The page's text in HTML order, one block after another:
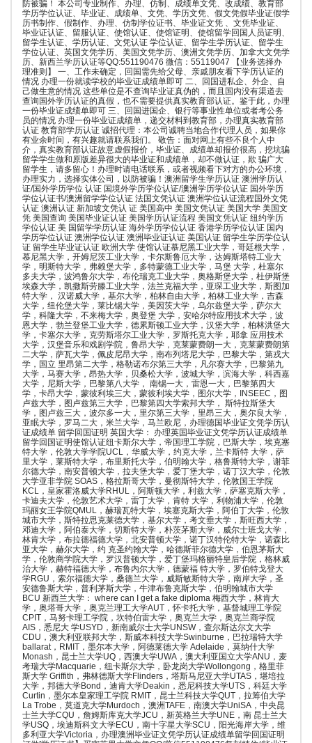
防被骗！ 本公司专业制作、办理、仿制、成绩单文凭、改成绩、教育部
学历学位认证、毕业证、成绩单、文凭、学历文凭、假文凭假毕业证假学
历书制作、假制作、办理、仿制学位证书、毕业证文凭 、文凭毕业证、
毕业证认证、留服认证、使馆认证、使馆证明、使馆留学回国人员证明、
留学生认证、学历认证、文凭认证 学位认证、留学生学历认证、留学生
学位认证、英国文凭学历、美国文凭学历、澳洲文凭学历、加拿大文凭学
历、新西兰学历认证等QQ:551190476 微信：55119047 【业务选择办
理准则】 一、工作未确定，回国需先给父母、亲戚朋友看下学历认证的
情况 办理一份就读学校的毕业证成绩单即可 二、回国进私企、外企、自
己做生意的情况 这些单位是不查询毕业证真伪的，而且国内没有渠道去
查询国外学历认证的真假，也不需要提供真实教育部认证。鉴于此，办理
一份毕业证成绩单即可 三、回国进国企、银行等事业性单位或者考公务
员的情况 办理一份毕业证成绩单，递交材料到教育部，办理真实教育部
认证 教育部学历认证 诚招代理：本公司诚聘当地合作代理人员，如果你
有业余时间，有兴趣就请联系我们。 敬告：面对网上有些不良个人中
介，真实教育部认证故意虚假报价，毕业证、成绩单却报价很高，挖坑骗
留学学生做和原版差异很大的毕业证和成绩单，却不做认证，欺 骗广大
留学生，请多留心！办理时请电话联系，或者视频看下对方的办公环境，
办理实力，选择实体公司，以防被骗！澳洲留学生学历认证 澳洲学历认
证/国外学历学位 认证 国境外学历学位认证/澳洲学历学位认证 国外学历
学位认证书/澳洲留学学位认证 法国文凭认证 澳洲学位认证流程国外文凭
认证 澳洲认证 新加坡文凭认 证 美国高中 美国文凭认证 美国大学 美国文
凭 美国查询 美国毕业证认证 美国学历认证流程 美国文凭认证 纽约学历
学位认证 美 国留学学历认证 海外学历学位认证 香港学历学位认证 国内
学历学位认证 澳洲学位认证 澳洲毕业证认证 美国认证 留学生学历学位认
证 留学生毕业证认证 欧洲大学 使馆认证慕尼黑工业大学，哥廷根大学，
慕尼黑大学，开姆尼茨工业大学，卡尔斯鲁厄大学，达姆斯塔特工业大
学，明斯特大学，弗赖堡大学，多特蒙德工业大学，马堡 大学，杜塞尔
多夫大学，波鸿鲁尔大学，布伦瑞克工业大学，奥格斯堡大学，杜伊斯堡
埃森大学，凯撒斯劳滕工业大学，法兰克福大学，亚琛工业大学，斯图加
特大学， 汉诺威大学，基尔大学，柏林自由大学，柏林工业大学，吉森
大学，纽伦堡大学，莱比锡大学，美因茨大学，乌尔兹堡大学，萨尔大
学，科隆大学，不来梅大学，奥登堡 大学，安哈尔特应用技术大学，波
恩大学，勃兰登堡工业大学，德累斯顿工业大学，汉堡大学，柏林洪堡大
学，卡塞尔大学，克劳斯塔尔工业大学，罗斯托克大学，耶拿 应用技术
大学，汉堡音乐和戏剧学院，鲁昂大学，克莱蒙费朗一大，克莱蒙费朗第
二大学，萨瓦大学，佩皮尼昂大学，南布列塔尼大学，巴黎大学，第戎大
学，国立 里昂第二大学，格勒诺布尔第三大学，凡尔赛大学，巴黎第九
大学，马赛大学，昂热大学，贝桑松大学，波城大学，滨海大学，科西嘉
大学，尼斯大学，巴黎第八大学， 南锡一大，雷恩一大，巴黎第四大
学，卡昂大学，蒙彼利埃三大，蒙彼利埃大学，图尔大学，INSEEC，图
卢兹大学，图卢兹第三大学，巴黎第四大学索邦大学， 斯特拉斯堡大
学，图卢兹三大，波尔多一大，里尔第三大学，里昂三大，奥尔良大学，
亚眠大学，罗马二大，米兰大学，马兰欧尼，办理德国毕业证文凭学历认
证成绩单 留学回国证明 英国大学： 办理英国毕业证文凭学历认证成绩单
留学回国证明使馆认证纽卡斯尔大学，帝国理工学院，巴斯大学，埃克塞
特大学，伦敦大学学院UCL，华威大学，约克大学，兰卡斯特 大学，萨
里大学，莱斯特大学，布里斯托大学，伯明翰大学，格鲁斯特大学，谢菲
尔德大学，南安普顿大学，拉夫堡大学，爱丁堡大学，诺丁汉大学，伦敦
大学亚非学院 SOAS，格拉斯哥大学，曼彻斯特大学，伦敦国王学院
KCL，皇家霍洛威大学RHUL，阿斯顿大学，利兹大学，萨塞克斯大学，
卡迪夫大学，伦敦艺术大学，雷丁大学，肯特 大学，利物浦大学，伦敦
玛丽女王学院QMUL，赫瑞瓦特大学，埃塞克斯大学，阿伯丁大学，伦敦
城市大学，斯特拉思克莱德大学，基尔大学，考文垂大学，斯旺西大学，
邓迪大学，阿伯泰大学，切斯特大学，朴茨茅斯大学，威尔士班戈大学，
林肯大学，布拉德福德大学，北安普顿大学，诺丁汉特伦特大学，诺森比
亚大学，赫尔大学，约 克圣约翰大学，哈德斯菲尔德大学，伯恩茅斯大
学，伦敦商学院大学，罗汉普顿大学，爱丁堡玛格丽特皇后学院，格林威
治大学，赫特福德大学，布鲁内尔大学，德蒙福 特大学，罗伯特戈登大
学RGU，索尔福德大学，桑德兰大学，威斯敏斯特大学，南岸大学，圣
安德鲁斯大学，普利茅斯大学，牛津布鲁克斯大学，伯明翰城市大学
BCU 新西兰大学： where can I get a fake diploma 梅西大学，林肯大
学，奥塔哥大学，奥克兰理工大学AUT，怀卡托大学，基督城理工学院
CPIT，马努卡理工学院，坎特伯雷大学，奥克兰大学，奥克兰商学院
AIS，悉尼大 学USYD，新南威尔士大学UNSW，查尔斯达尔文大学
CDU，澳大利亚联邦大学，斯威本科技大学Swinburne，巴拉瑞特大学
ballarat，RMIT，墨尔本大学，阿德莱德大学 Adelaide，莫纳什大学
Monash，昆士兰大学UQ，西澳大学UWA，澳大利亚国立大学ANU，麦
考瑞大学Macquarie，纽卡斯尔大学，卧龙岗大学Wollongong，格里菲
斯大学 Griffith，弗林德斯大学Flinders，塔斯马尼亚大学UTAS，堪培拉
大学，邦德大学Bond，迪肯大学Deakin，悉尼科技大学UTS，科廷大学
Curtin，墨尔本皇家理工学院 RMIT，昆士兰科技大学QUT，拉筹伯大学
La Trobe，莫道克大学Murdoch，澳洲TAFE，南澳大学UniSA，中央昆
士兰大学CQU，詹姆斯库克大学JCU，新英格兰大学UNE，南 昆士兰大
学USQ，埃迪斯科文大学ECU，南十字星大学SCU，阳光海岸大学，维
多利亚大学Victoria，办理澳洲毕业证文凭学历认证成绩单留学回国证明